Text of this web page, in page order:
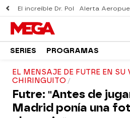
El increíble Dr. Pol Alerta
SERIES PROGRAMAS
EL MENSAJE DE FUTRE EN
CHIRINGUITO
Futre: "Antes de
Madrid ponía una